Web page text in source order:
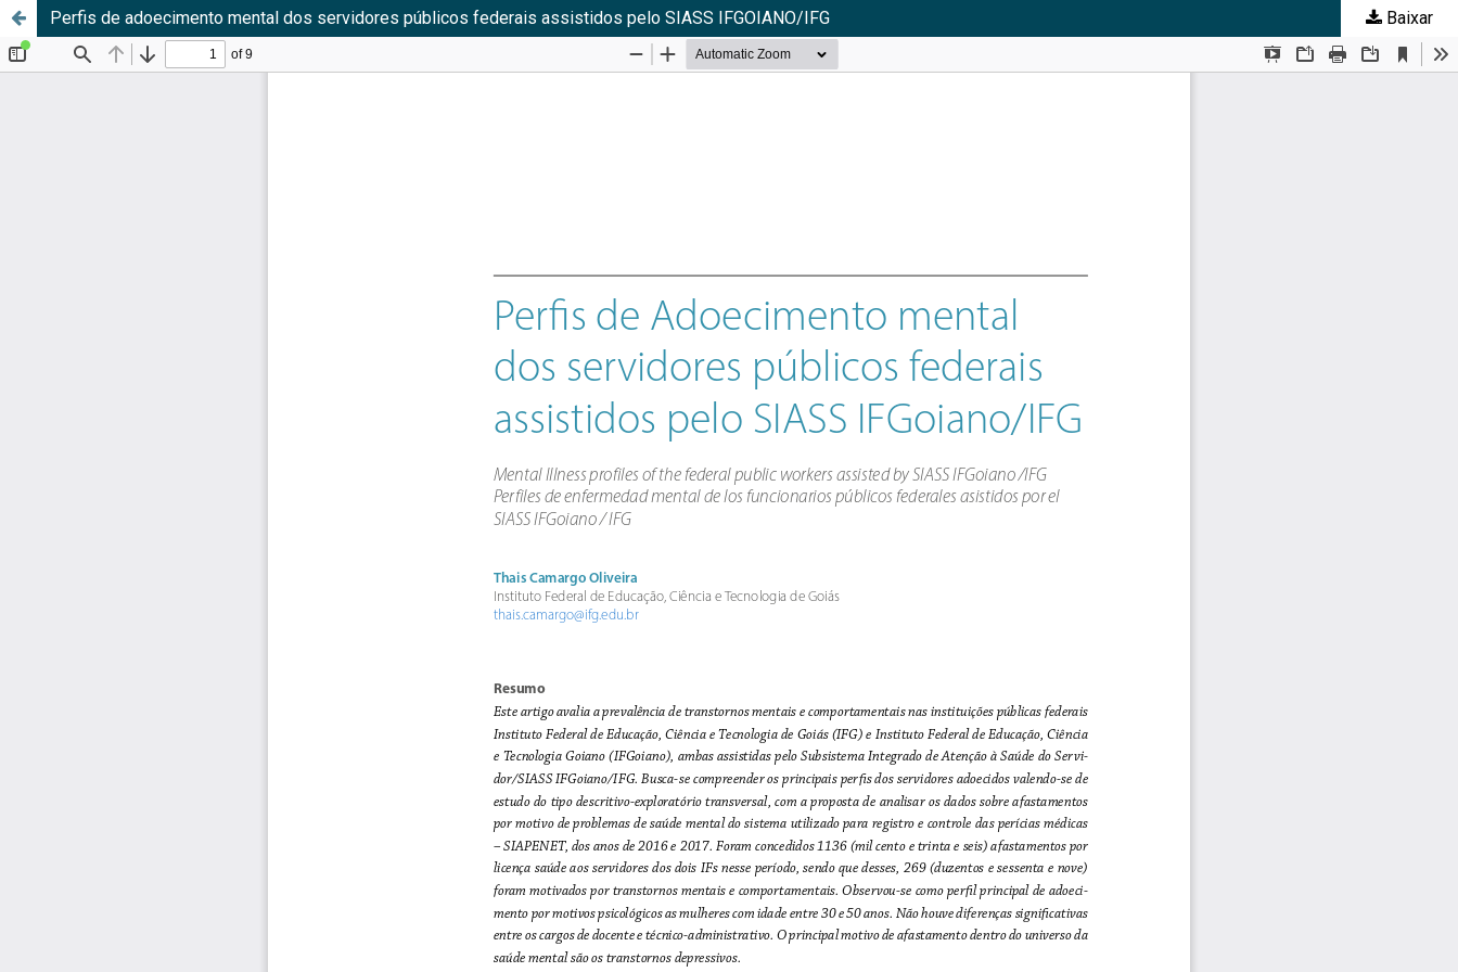
Perfis de adoecimento mental dos servidores públicos federais assistidos pelo SIASS IFGOIANO/IFG Baixar